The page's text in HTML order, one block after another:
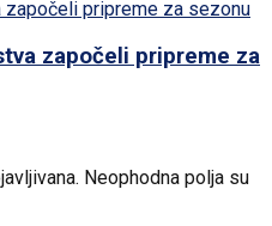
započeli pripreme za
Neophodna polja su